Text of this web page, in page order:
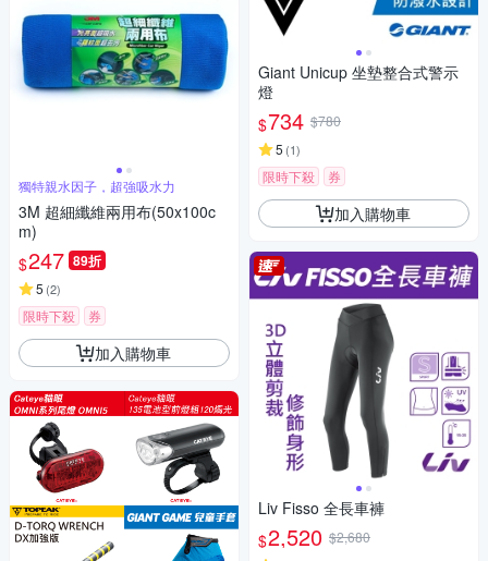
獨特親水因子，超強吸水力
3M 超細纖維兩用布(50x100c
m)
$247 89折
5 (2)
限時下殺 券
加入購物車
Giant Unicup 坐墊整合式警示
燈
$734 $780
5 (1)
限時下殺 券
加入購物車
Liv Fisso 全長車褲
$2,520 $2,680